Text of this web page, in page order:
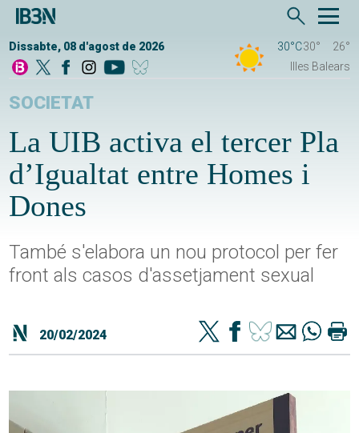
Dissabte, 08 d'agost de 2026 30°C30°
26°
Illes Balears
SOCIETAT
La UIB activa el tercer Pla
d’Igualtat entre Homes i
Dones
També s'elabora un nou protocol per fer
front als casos d'assetjament sexual
20/02/2024